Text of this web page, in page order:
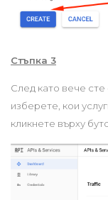
Стъпка 3
След като вече
изберете, кои
кликнете върху